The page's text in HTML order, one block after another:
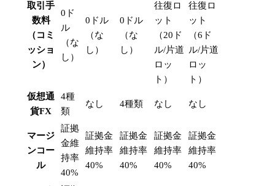
取引手
数料
（コミ
ッショ
ン）
0ド
ル
（な
し）
0ドル
（な
し）
0ドル
（な
し）
往復ロ
ット
（20ド
ル/片道
ロッ
ト）
往復ロ
ット
（6ド
ル/片道
ロッ
ト）
仮想通
貨FX
4種
類
なし 4種類 なし なし
マージ
ンコー
ル
証拠
金維
持率
40%
証拠金
維持率
40%
証拠金
維持率
40%
証拠金
維持率
40%
証拠金
維持率
40%